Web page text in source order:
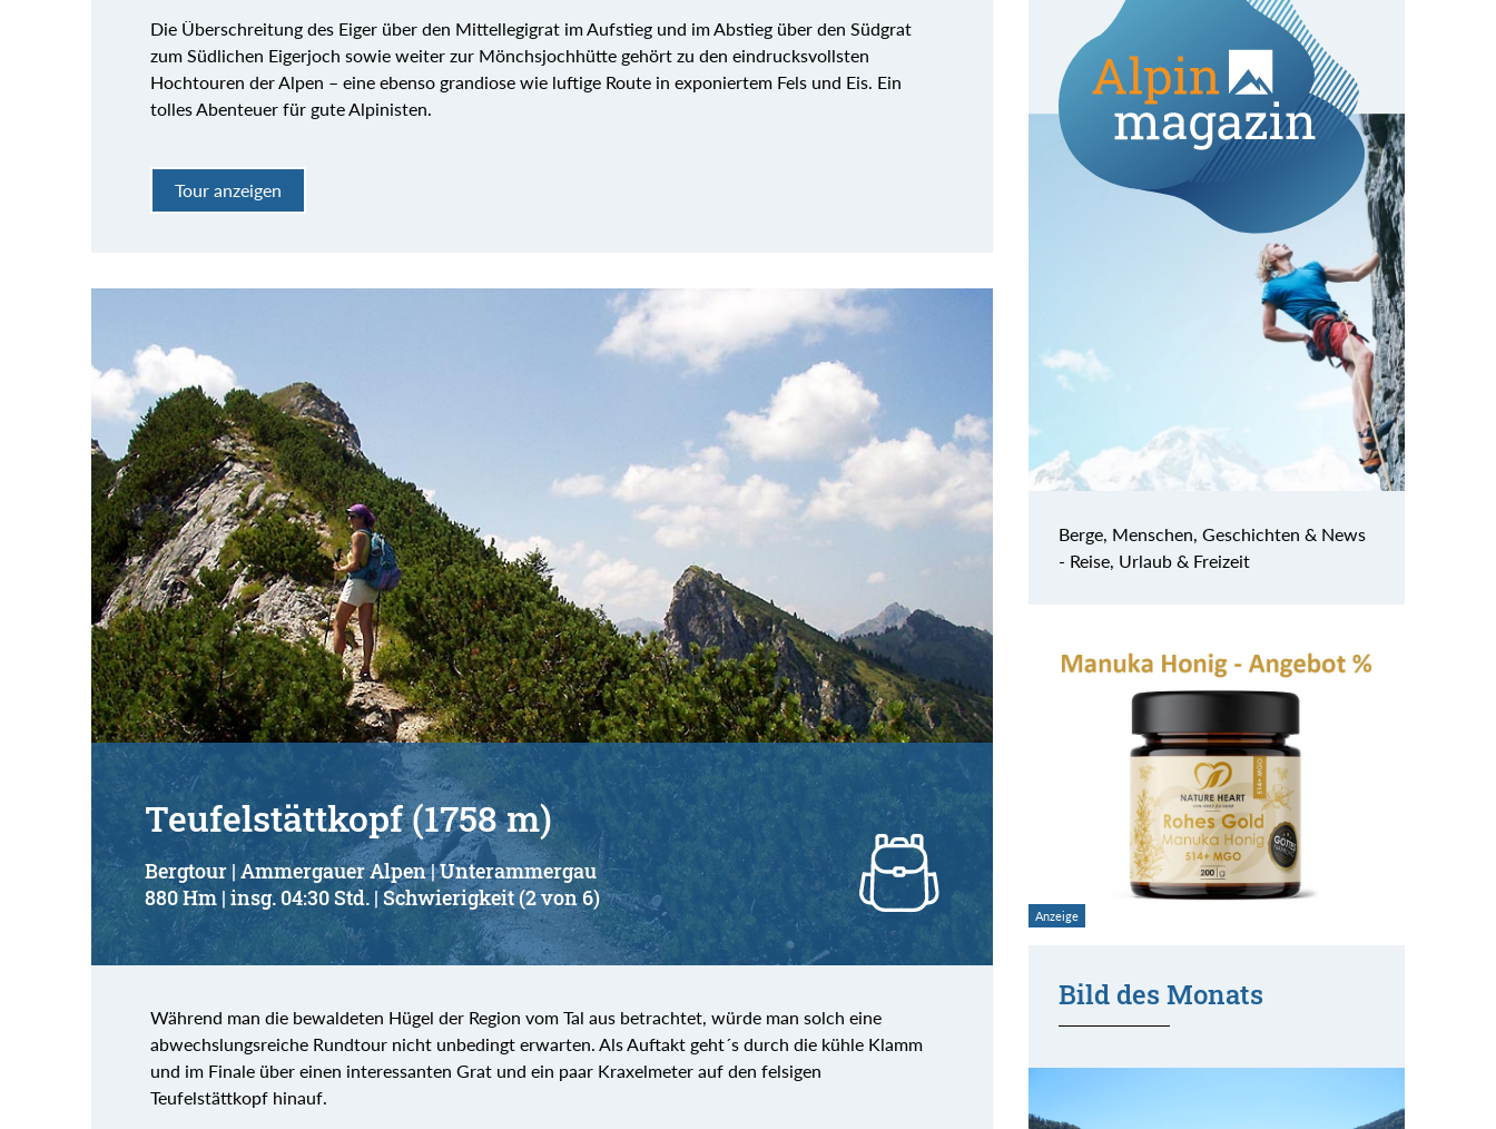
Die Überschreitung des Eiger über den Mittellegigrat im Aufstieg und im Abstieg über den Südgrat
zum Südlichen Eigerjoch sowie weiter zur Mönchsjochhütte gehört zu den eindrucksvollsten
Hochtouren der Alpen – eine ebenso grandiose wie luftige Route in exponiertem Fels und Eis. Ein
tolles Abenteuer für gute Alpinisten.
Tour anzeigen
Teufelstättkopf (1758 m)
Bergtour | Ammergauer Alpen | Unterammergau
880 Hm | insg. 04:30 Std. | Schwierigkeit (2 von 6)
Während man die bewaldeten Hügel der Region vom Tal aus betrachtet, würde man solch eine
abwechslungsreiche Rundtour nicht unbedingt erwarten. Als Auftakt geht´s durch die kühle Klamm
und im Finale über einen interessanten Grat und ein paar Kraxelmeter auf den felsigen
Teufelstättkopf hinauf.
Berge, Menschen, Geschichten & News
- Reise, Urlaub & Freizeit
Bild des Monats